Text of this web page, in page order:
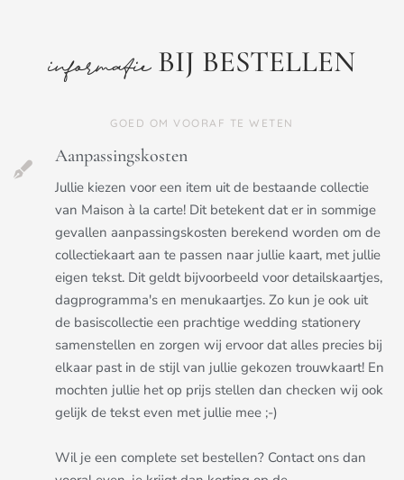
informatieBIJ BESTELLEN
GOED OM VOORAF TE WETEN
Aanpassingskosten
Jullie kiezen voor een item uit de bestaande collectie
van Maison à la carte! Dit betekent dat er in sommige
gevallen aanpassingskosten berekend worden om de
collectiekaart aan te passen naar jullie kaart, met jullie
eigen tekst. Dit geldt bijvoorbeeld voor detailskaartjes,
dagprogramma's en menukaartjes. Zo kun je ook uit
de basiscollectie een prachtige wedding stationery
samenstellen en zorgen wij ervoor dat alles precies bij
elkaar past in de stijl van jullie gekozen trouwkaart! En
mochten jullie het op prijs stellen dan checken wij ook
gelijk de tekst even met jullie mee ;-)
Wil je een complete set bestellen? Contact ons dan